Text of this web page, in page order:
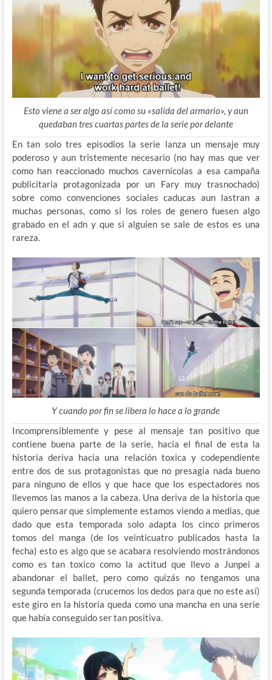
Esto viene a ser algo así como su «salida del armario», y aun
quedaban tres cuartas partes de la serie por delante
En tan solo tres episodios la serie lanza un mensaje muy
poderoso y aun tristemente necesario (no hay mas que ver
como han reaccionado muchos cavernícolas a esa campaña
publicitaria protagonizada por un Fary muy trasnochado)
sobre como convenciones sociales caducas aun lastran a
muchas personas, como si los roles de genero fuesen algo
grabado en el adn y que si alguien se sale de estos es una
rareza.
Y cuando por fin se libera lo hace a lo grande
Incomprensiblemente y pese al mensaje tan positivo que
contiene buena parte de la serie, hacia el final de esta la
historia deriva hacia una relación toxica y codependiente
entre dos de sus protagonistas que no presagia nada bueno
para ninguno de ellos y que hace que los espectadores nos
llevemos las manos a la cabeza. Una deriva de la historia que
quiero pensar que simplemente estamos viendo a medias, que
dado que esta temporada solo adapta los cinco primeros
tomos del manga (de los veinticuatro publicados hasta la
fecha) esto es algo que se acabara resolviendo mostrándonos
como es tan toxico como la actitud que llevo a Junpei a
abandonar el ballet, pero como quizás no tengamos una
segunda temporada (crucemos los dedos para que no este así)
este giro en la historia queda como una mancha en una serie
que había conseguido ser tan positiva.